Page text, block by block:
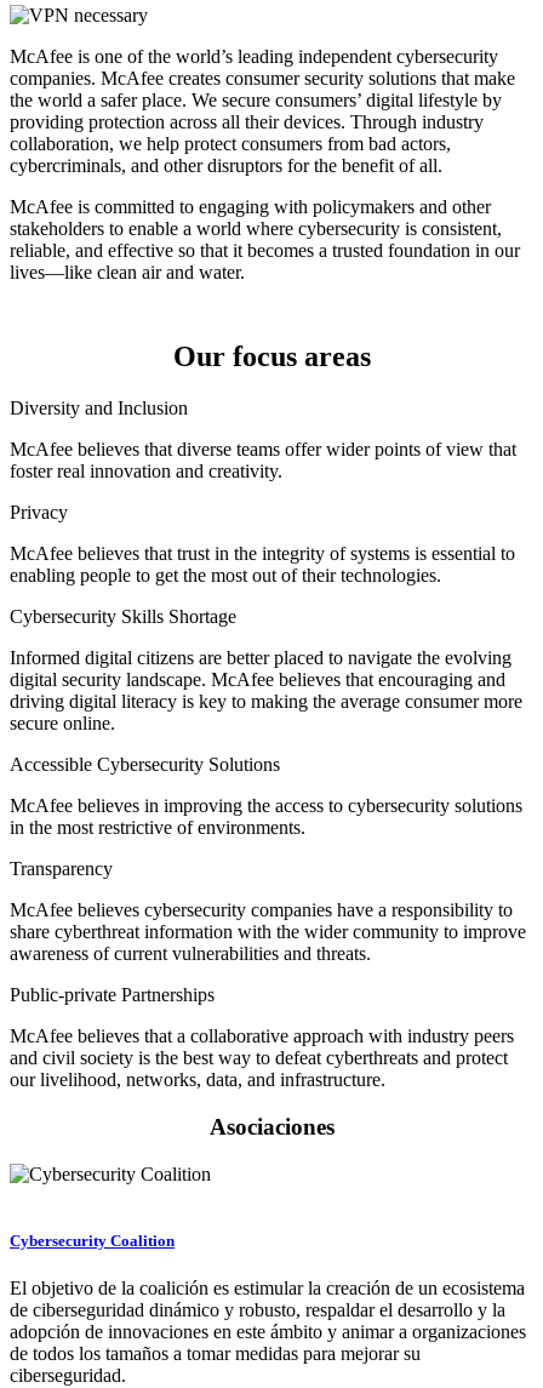
McAfee is one of the world’s leading independent cybersecurity
companies. McAfee creates consumer security solutions that make
the world a safer place. We secure consumers’ digital lifestyle by
providing protection across all their devices. Through industry
collaboration, we help protect consumers from bad actors,
cybercriminals, and other disruptors for the benefit of all.
McAfee is committed to engaging with policymakers and other
stakeholders to enable a world where cybersecurity is consistent,
reliable, and effective so that it becomes a trusted foundation in our
lives—like clean air and water.
Our focus areas
Diversity and Inclusion
McAfee believes that diverse teams offer wider points of view that
foster real innovation and creativity.
Privacy
McAfee believes that trust in the integrity of systems is essential to
enabling people to get the most out of their technologies.
Cybersecurity Skills Shortage
Informed digital citizens are better placed to navigate the evolving
digital security landscape. McAfee believes that encouraging and
driving digital literacy is key to making the average consumer more
secure online.
Accessible Cybersecurity Solutions
McAfee believes in improving the access to cybersecurity solutions
in the most restrictive of environments.
Transparency
McAfee believes cybersecurity companies have a responsibility to
share cyberthreat information with the wider community to improve
awareness of current vulnerabilities and threats.
Public-private Partnerships
McAfee believes that a collaborative approach with industry peers
and civil society is the best way to defeat cyberthreats and protect
our livelihood, networks, data, and infrastructure.
Asociaciones
Cybersecurity Coalition
El objetivo de la coalición es estimular la creación de un ecosistema
de ciberseguridad dinámico y robusto, respaldar el desarrollo y la
adopción de innovaciones en este ámbito y animar a organizaciones
de todos los tamaños a tomar medidas para mejorar su
ciberseguridad.